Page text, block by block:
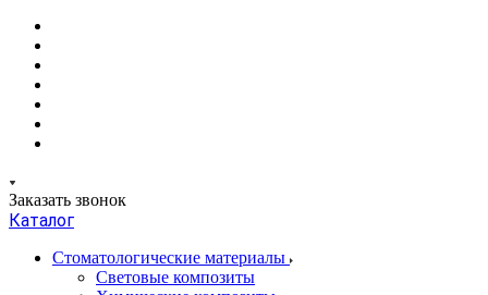
Заказать звонок
Каталог
Стоматологические материалы
Световые композиты